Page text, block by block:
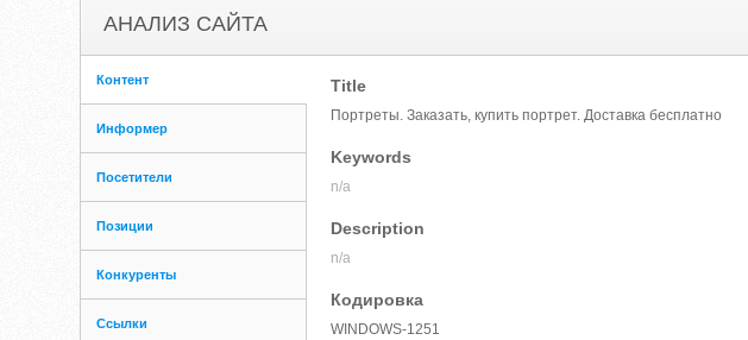
АНАЛИЗ САЙТА
Контент
Информер
Посетители
Позиции
Конкуренты
Ссылки
Title
Портреты. Заказать, купить портрет. Доставка бесплатно
Keywords
n/a
Description
n/a
Кодировка
WINDOWS-1251